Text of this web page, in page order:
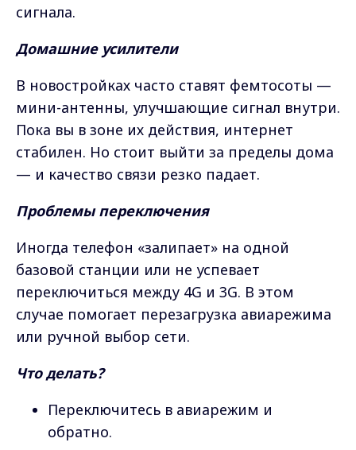
сигнала.
Домашние усилители
В новостройках часто ставят фемтосоты —
мини-антенны, улучшающие сигнал внутри.
Пока вы в зоне их действия, интернет
стабилен. Но стоит выйти за пределы дома
— и качество связи резко падает.
Проблемы переключения
Иногда телефон «залипает» на одной
базовой станции или не успевает
переключиться между 4G и 3G. В этом
случае помогает перезагрузка авиарежима
или ручной выбор сети.
Что делать?
Переключитесь в авиарежим и
обратно.